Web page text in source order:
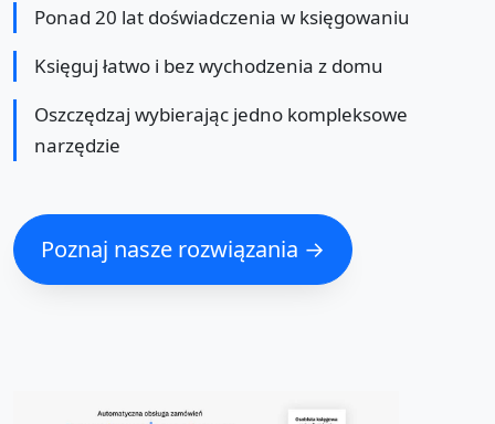
Ponad 20 lat doświadczenia w księgowaniu
Księguj łatwo i bez wychodzenia z domu
Oszczędzaj wybierając jedno kompleksowe
narzędzie
Poznaj nasze rozwiązania →